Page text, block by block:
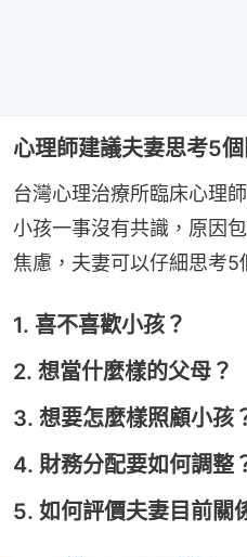
心理師建議夫妻思考5
台灣心理治療所臨床心理
小孩一事沒有共識，原因
焦慮，夫妻可以仔細思考5
1. 喜不喜歡小孩？
2. 想當什麼樣的父母？
3. 想要怎麼樣照顧小孩
4. 財務分配要如何調整
5. 如何評價夫妻目前關